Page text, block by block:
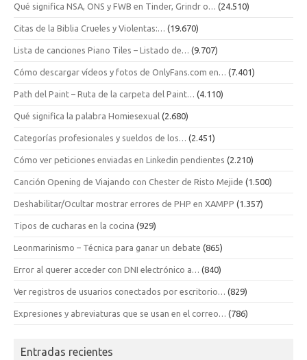
Qué significa NSA, ONS y FWB en Tinder, Grindr o… (24.510)
Citas de la Biblia Crueles y Violentas:… (19.670)
Lista de canciones Piano Tiles – Listado de… (9.707)
Cómo descargar vídeos y fotos de OnlyFans.com en… (7.401)
Path del Paint – Ruta de la carpeta del Paint… (4.110)
Qué significa la palabra Homiesexual (2.680)
Categorías profesionales y sueldos de los… (2.451)
Cómo ver peticiones enviadas en Linkedin pendientes (2.210)
Canción Opening de Viajando con Chester de Risto Mejide (1.500)
Deshabilitar/Ocultar mostrar errores de PHP en XAMPP (1.357)
Tipos de cucharas en la cocina (929)
Leonmarinismo – Técnica para ganar un debate (865)
Error al querer acceder con DNI electrónico a… (840)
Ver registros de usuarios conectados por escritorio… (829)
Expresiones y abreviaturas que se usan en el correo… (786)
Entradas recientes